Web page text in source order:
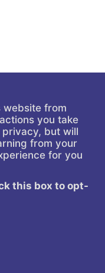
website from
you take
but will
from your
for you
this box to opt-